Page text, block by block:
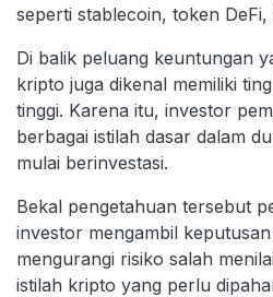
seperti stablecoin, token DeFi,
Di balik peluang keuntungan
kripto juga dikenal memiliki
tinggi. Karena itu, investor
berbagai istilah dasar dalam
mulai berinvestasi.
Bekal pengetahuan tersebut
investor mengambil
mengurangi risiko salah
istilah kripto yang perlu